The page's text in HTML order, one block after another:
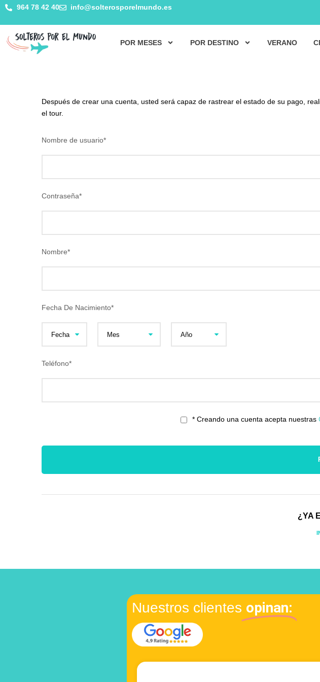
964 78 42 40 info@solterosporelmundo.es
POR MESES POR DESTINO VERANO
Después de crear una cuenta, usted será capaz de rastrear el estado de su pago,
el tour.
Nombre de usuario*
Contraseña*
Nombre*
Fecha De Nacimiento*
Teléfono*
* Creando una cuenta acepta nuestras
¿YA
Nuestros clientes opinan: